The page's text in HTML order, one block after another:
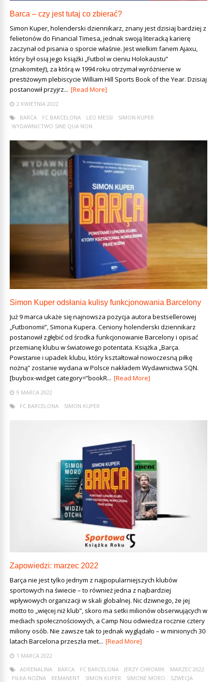
Barca – czy jest tutaj co zbierać?
Simon Kuper, holenderski dziennikarz, znany jest dzisiaj bardziej z
felietonów do Financial Timesa, jednak swoją literacką karierę
zaczynał od pisania o sporcie właśnie. Jest wielkim fanem Ajaxu,
który był osią jego książki „Futbol w cieniu Holokaustu”
(znakomitej!), za którą w 1994 roku otrzymał wyróżnienie w
prestiżowym plebiscycie William Hill Sports Book of the Year. Dzisiaj
postanowił przyjrz... [Read More]
2 KWIETNIA 2022
BARCA
FC BARCELONA LEO MESSI
SIMON KUPER
WYDAWNICTWO SINE QUA NON
Simon Kuper odsłania kulisy funkcjonowania Barcelony
Już 9 marca ukaże się najnowsza pozycja autora bestsellerowej
„Futbonomii”, Simona Kupera. Ceniony holenderski dziennikarz
postanowił zgłębić od środka funkcjonowanie Barcelony i opisać
przemianę klubu w światowego potentata. Książka „Barça.
Powstanie i upadek klubu, który kształtował nowoczesną piłkę
nożną” zostanie wydana w Polsce nakładem Wydawnictwa SQN.
[buybox-widget category=”bookR... [Read More]
9 MARCA 2022
FC BARCELONA
SIMON KUPER
Zapowiedzi: marzec 2022
Barça nie jest tylko jednym z najpopularniejszych klubów
sportowych na świecie – to również jedna z najbardziej
wpływowych organizacji w skali globalnej. Nic dziwnego, że jej
motto to „więcej niż klub”, skoro ma setki milionów obserwujących w
mediach społecznościowych, a Camp Nou odwiedza rocznie cztery
miliony osób. Nie zawsze tak to jednak wyglądało – w minionych 30
latach Barcelona przeszła met... [Read More]
1 MARCA 2022
ADRENALINA
BARCA FC BARCELONA JERZY CHROMIK
MARZEC 2022
PIŁKA NOŻNA
REMANENT SIMON KUPER SIMONE MORO SZWECJA